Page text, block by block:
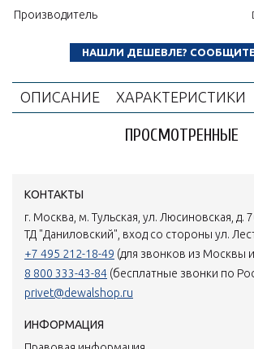
Производитель
НАШЛИ ДЕШЕВЛЕ?
ОПИСАНИЕ ХАРАКТЕРИСТИКИ
ПРОСМОТРЕННЫЕ
КОНТАКТЫ
г. Москва, м. Тульская, ул. Люсиновская, д.
ТД "Даниловский", вход со стороны ул.
+7 495 212-18-49 (для звонков из Москвы
8 800 333-43-84 (бесплатные звонки по
privet@dewalshop.ru
ИНФОРМАЦИЯ